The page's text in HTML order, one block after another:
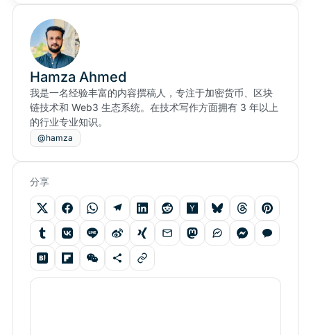
Hamza Ahmed
我是一名经验丰富的内容撰稿人，专注于加密货币、区块
链技术和 Web3 生态系统。在技术写作方面拥有 3 年以上
的行业专业知识。
@hamza
分享